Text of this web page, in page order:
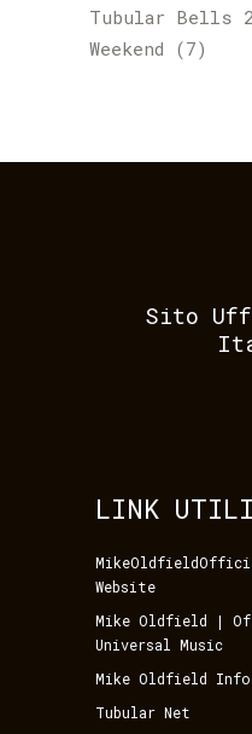
Tubular Bells
Weekend (7)
Sito
LINK UTILI
Website
Mike Oldfield |
Universal Music
Mike Oldfield
Tubular Net